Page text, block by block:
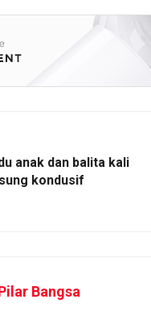
anak dan balita kali
kondusif
Bangsa